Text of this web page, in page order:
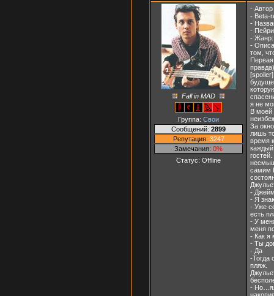
Fall in MAD
Группа: Свои
Сообщений: 2899
Репутация: 3247
Замечания: 0%
Статус: Offline
-
- Beta-
-
-
- Жанр:
-
том,
я не
В моей
За
лишь
время
самим
-
- Я
- Уже
есть
- У
меня
- Как я
- Ты
- Да
-Тогда
пляж.
-